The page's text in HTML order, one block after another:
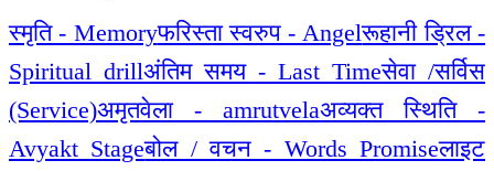
स्मृति - Memoryफरिस्ता स्वरुप - Angelरूहानी ड्रिल -
Spiritual drillअंतिम समय - Last Timeसेवा /सर्विस
(Service)अमृतवेला - amrutvelaअव्यक्त स्थिति -
Avyakt Stageबोल / वचन - Words Promiseलाइट